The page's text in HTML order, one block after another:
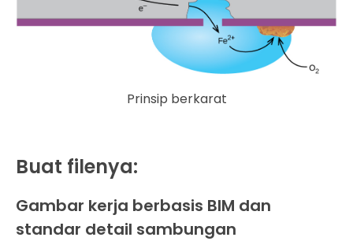
Prinsip berkarat
Buat filenya:
Gambar kerja berbasis BIM dan
standar detail sambungan